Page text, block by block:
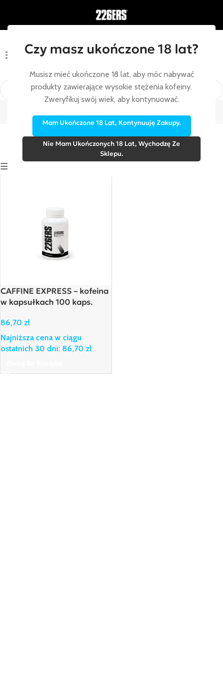
Czy masz ukończone 18 lat?
Musisz mieć ukończone 18 lat, aby móc nabywać
produkty zawierające wysokie stężenia kofeiny.
Zweryfikuj swój wiek, aby kontynuować.
Mam Ukończone 18 Lat, Kontynuuję Zakupy.
Nie Mam Ukończonych 18 Lat, Wychodzę Ze
Sklepu.
Menu
Koncentracja
CAFFINE EXPRESS – kofeina
w kapsułkach 100 kaps.
86,70 zł
Najniższa cena w ciągu
ostatnich 30 dni: 86,70 zł